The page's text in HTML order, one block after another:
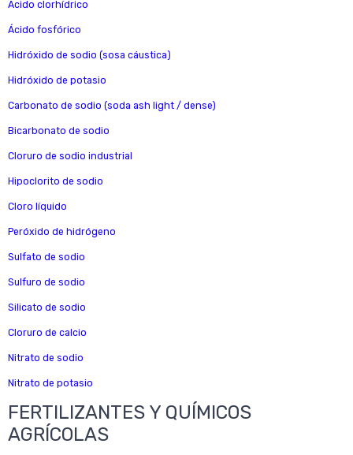
Ácido clorhídrico
Ácido fosfórico
Hidróxido de sodio (sosa cáustica)
Hidróxido de potasio
Carbonato de sodio (soda ash light / dense)
Bicarbonato de sodio
Cloruro de sodio industrial
Hipoclorito de sodio
Cloro líquido
Peróxido de hidrógeno
Sulfato de sodio
Sulfuro de sodio
Silicato de sodio
Cloruro de calcio
Nitrato de sodio
Nitrato de potasio
FERTILIZANTES Y QUÍMICOS
AGRÍCOLAS